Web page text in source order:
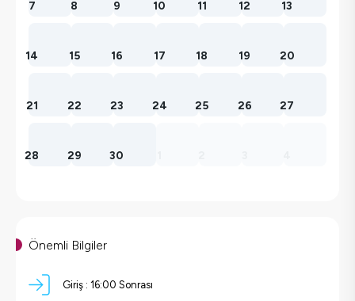
7 8 9 10 11 12 13
14 15 16 17 18 19 20
21 22 23 24 25 26 27
28 29 30
Önemli Bilgiler
Giriş : 16:00 Sonrası